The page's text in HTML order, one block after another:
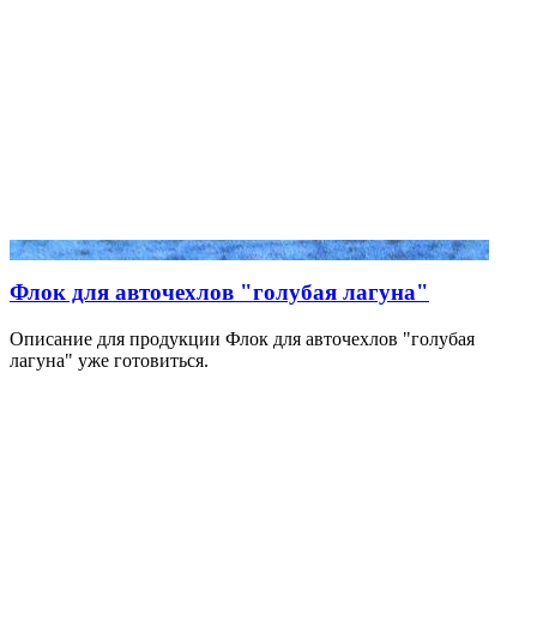
Флок для авточехлов "голубая лагуна"
Описание для продукции Флок для авточехлов "голубая
лагуна" уже готовиться.